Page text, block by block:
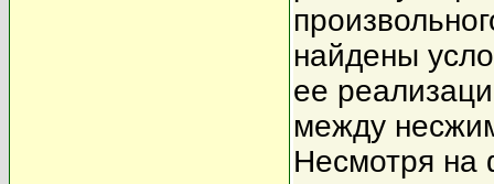
найдены
ее
между
Несмотря на